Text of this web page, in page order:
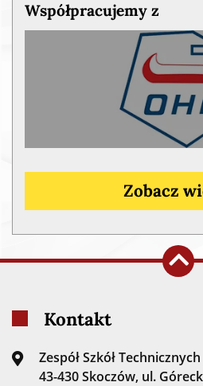
Współpracujemy z
Zobacz
Kontakt
Zespół Szkół
43-430 Skoczów, ul.